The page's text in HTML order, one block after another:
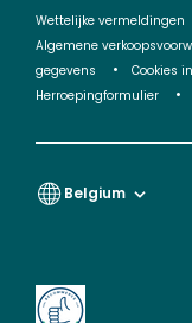
Wettelijke vermeldingen
Algemene
gegevens
Cookies
Herroepingformulier
Belgium